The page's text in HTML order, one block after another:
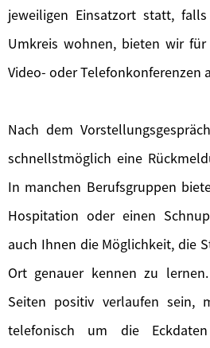
jeweiligen Einsatzort statt,
Umkreis wohnen, bieten wir für
Video- oder Telefonkonferenzen
Nach dem
schnellstmöglich eine
In manchen Berufsgruppen
Hospitation oder einen
auch Ihnen die Möglichkeit, die
Ort genauer kennen zu
Seiten positiv verlaufen sein,
telefonisch um die